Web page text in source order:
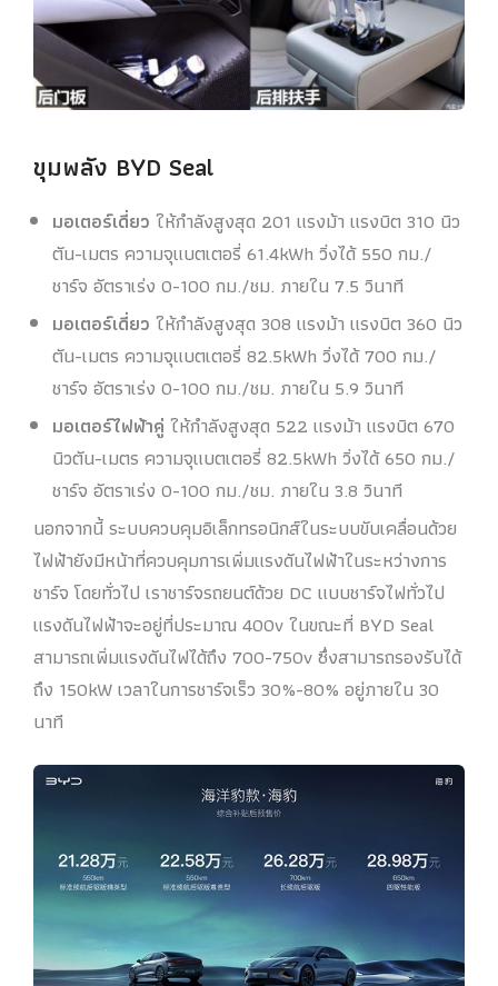
ขุมพลัง BYD Seal
มอเตอร์เดี่ยว ให้กำลังสูงสุด 201 แรงม้า แรงบิต 310 นิว
ตัน-เมตร ความจุแบตเตอรี่ 61.4kWh วิ่งได้ 550 กม./
ชาร์จ อัตราเร่ง 0-100 กม./ชม. ภายใน 7.5 วินาที
มอเตอร์เดี่ยว ให้กำลังสูงสุด 308 แรงม้า แรงบิต 360 นิว
ตัน-เมตรความจุแบตเตอรี่ 82.5kWh วิ่งได้ 700 กม./
ชาร์จ อัตราเร่ง 0-100 กม./ชม. ภายใน 5.9 วินาที
มอเตอร์ไฟฟ้าคู่ ให้กำลังสูงสุด 522 แรงม้า แรงบิต 670
นิวตัน-เมตรความจุแบตเตอรี่ 82.5kWh วิ่งได้ 650 กม./
ชาร์จ อัตราเร่ง 0-100 กม./ชม. ภายใน 3.8 วินาที
นอกจากนี้ ระบบควบคุมอิเล็กทรอนิกส์ในระบบขับเคลื่อนด้วย
ไฟฟ้ายังมีหน้าที่ควบคุมการเพิ่มแรงดันไฟฟ้าในระหว่างการ
ชาร์จ โดยทั่วไป เราชาร์จรถยนต์ด้วย DC แบบชาร์จไฟทั่วไป
แรงดันไฟฟ้าจะอยู่ที่ประมาณ 400v ในขณะที่ BYD Seal
สามารถเพิ่มแรงดันไฟได้ถึง 700-750v ซึ่งสามารถรองรับได้
ถึง 150kW เวลาในการชาร์จเร็ว 30%-80% อยู่ภายใน 30
นาที